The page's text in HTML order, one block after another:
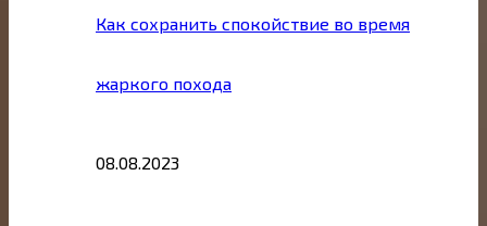
Как сохранить спокойствие во время
жаркого похода
08.08.2023